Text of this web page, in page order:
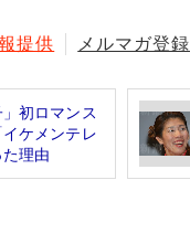
提供 メルマガ登録
」初ロマンス
ケメンテレ
理由